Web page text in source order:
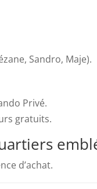
Sandro, Maje).
Privé.
gratuits.
d’achat.